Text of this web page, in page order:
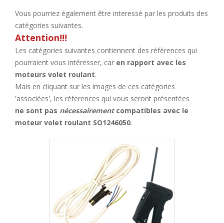
Vous pourriez également être interessé par les produits des
catégories suivantes.
Attention!!!
Les catégories suivantes contiennent des références qui
pourraient vous intéresser, car en rapport avec les
moteurs volet roulant.
Mais en cliquant sur les images de ces catégories
'associées', les réferences qui vous seront présentées
ne sont pas nécessairementcompatibles avec le
moteur volet roulant SO1246050.